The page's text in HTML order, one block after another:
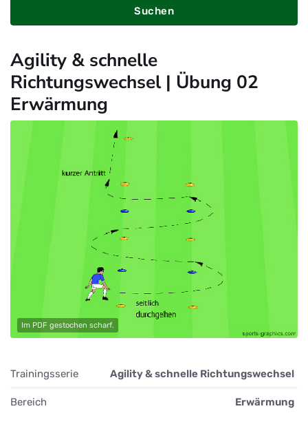
Suchen
Agility & schnelle
Richtungswechsel | Übung 02
Erwärmung
Im PDF gestochen scharf.
Trainingsserie Agility & schnelle Richtungswechsel
Bereich Erwärmung